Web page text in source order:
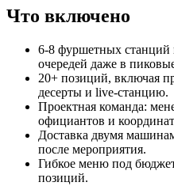
Что включено
6-8 фуршетных станций
очередей даже в
20+ позиций, включая
десерты и live-станцию.
Проектная команда:
официантов и
Доставка двумя
после мероприятия.
Гибкое меню под
позиций.